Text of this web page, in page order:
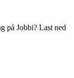
på Jobbi? Last ned